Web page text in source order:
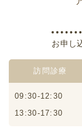
お申し
訪問診療
09:30-12:30
13:30-17:30